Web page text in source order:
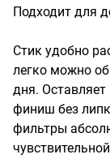
Подходит для
Стик удобно
легко можно
дня.
финиш без
фильтры